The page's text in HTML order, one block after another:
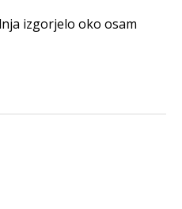
izgorjelo oko osam